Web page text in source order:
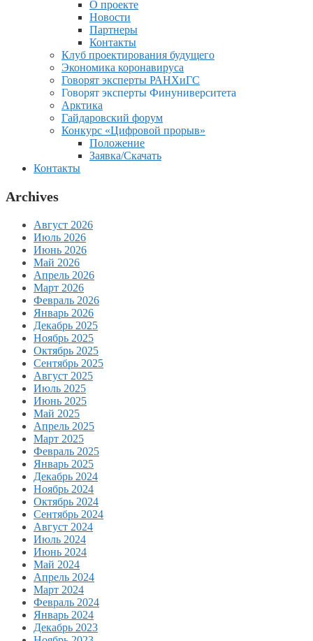
О проекте
Новости
Партнеры
Контакты
Клуб проектирования будущего
Экономика коронавируса
Говорят эксперты РАНХиГС
Говорят эксперты Финуниверситета
Арктика
Гайдаровский форум
Конкурс «Цифровой прорыв»
Положение
Заявка/Скачать
Контакты
Archives
Август 2026
Июль 2026
Июнь 2026
Май 2026
Апрель 2026
Март 2026
Февраль 2026
Январь 2026
Декабрь 2025
Ноябрь 2025
Октябрь 2025
Сентябрь 2025
Август 2025
Июль 2025
Июнь 2025
Май 2025
Апрель 2025
Март 2025
Февраль 2025
Январь 2025
Декабрь 2024
Ноябрь 2024
Октябрь 2024
Сентябрь 2024
Август 2024
Июль 2024
Июнь 2024
Май 2024
Апрель 2024
Март 2024
Февраль 2024
Январь 2024
Декабрь 2023